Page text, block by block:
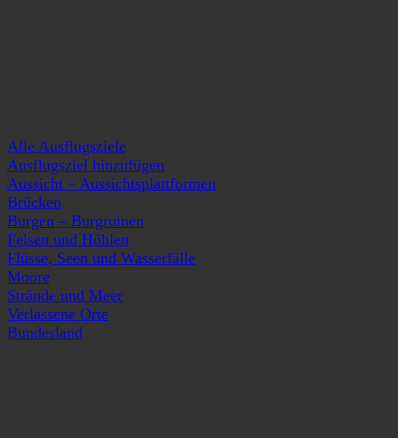
Alle Ausflugsziele
Ausflugsziel hinzufügen
Aussicht – Aussichtsplattformen
Brücken
Burgen – Burgruinen
Felsen und Höhlen
Flüsse, Seen und Wasserfälle
Moore
Strände und Meer
Verlassene Orte
Bundesland